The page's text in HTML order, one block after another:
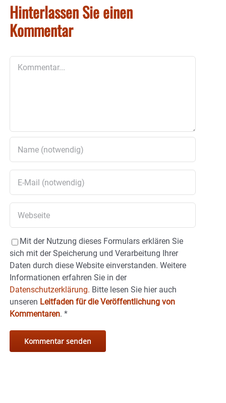
Hinterlassen Sie einen
Kommentar
Mit der Nutzung dieses Formulars erklären Sie
sich mit der Speicherung und Verarbeitung Ihrer
Daten durch diese Website einverstanden. Weitere
Informationen erfahren Sie in der
Datenschutzerklärung. Bitte lesen Sie hier auch
unseren Leitfaden für die Veröffentlichung von
Kommentaren. *